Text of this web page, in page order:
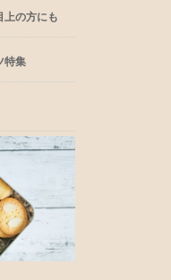
上の方にも
特集